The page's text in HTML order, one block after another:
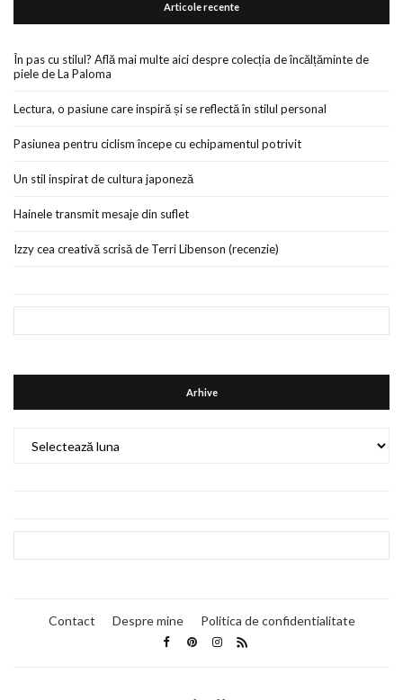
Articole recente
În pas cu stilul? Află mai multe aici despre colecția de încălțăminte de
piele de La Paloma
Lectura, o pasiune care inspiră și se reflectă în stilul personal
Pasiunea pentru ciclism începe cu echipamentul potrivit
Un stil inspirat de cultura japoneză
Hainele transmit mesaje din suflet
Izzy cea creativă scrisă de Terri Libenson (recenzie)
Arhive
Contact Despre mine Politica de confidentialitate